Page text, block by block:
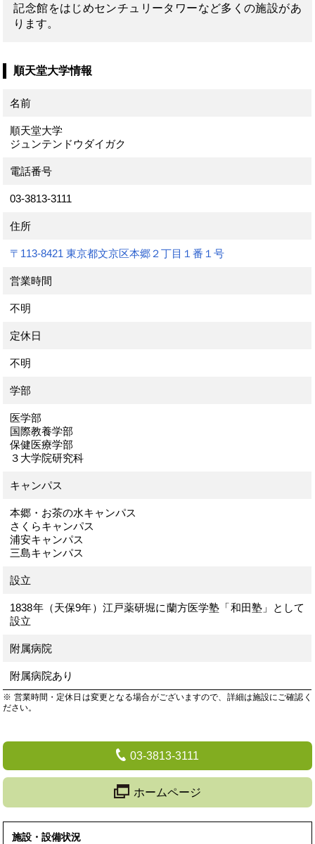
記念館をはじめセンチュリータワーなど多くの施設があ
ります。
順天堂大学情報
名前
順天堂大学
ジュンテンドウダイガク
電話番号
03-3813-3111
住所
〒113-8421 東京都文京区本郷２丁目１番１号
営業時間
不明
定休日
不明
学部
医学部
国際教養学部
保健医療学部
３大学院研究科
キャンパス
本郷・お茶の水キャンパス
さくらキャンパス
浦安キャンパス
三島キャンパス
設立
1838年（天保9年）江戸薬研堀に蘭方医学塾「和田塾」として
設立
附属病院
附属病院あり
※ 営業時間・定休日は変更となる場合がございますので、詳細は施設にご確認く
ださい。
03-3813-3111
ホームページ
施設・設備状況